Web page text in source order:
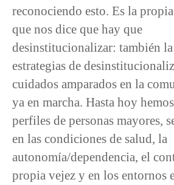
reconociendo esto. Es la
que nos dice que hay que
desinstitucionalizar: también
estrategias de
cuidados amparados en la
ya en marcha. Hasta hoy
perfiles de personas mayores,
en las condiciones de salud, la
autonomía/dependencia, el
propia vejez y en los entornos